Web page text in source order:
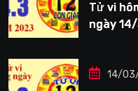
Tử vi
ngày
14/